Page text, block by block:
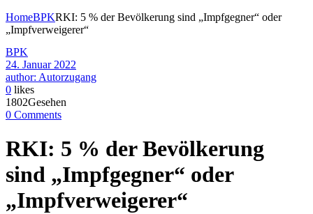
HomeBPKRKI: 5 % der Bevölkerung sind „Impfgegner“ oder
„Impfverweigerer“
BPK
24. Januar 2022
author: Autorzugang
0 likes
1802Gesehen
0 Comments
RKI: 5 % der Bevölkerung
sind „Impfgegner“ oder
„Impfverweigerer“